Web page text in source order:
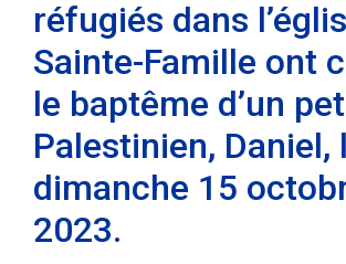
réfugiés dans
Sainte-Famille ont
le baptême d’un
Palestinien, Daniel,
dimanche 15
2023.